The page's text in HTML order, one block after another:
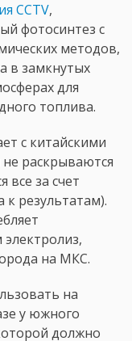
CCTV,
фотосинтез с
методов,
в замкнутых
для
топлива.
с китайскими
раскрываются
все за счет
к результатам).
на МКС.
на
у южного
должно